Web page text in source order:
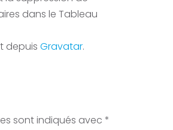
dans le Tableau
depuisGravatar.
sont indiqués avec*